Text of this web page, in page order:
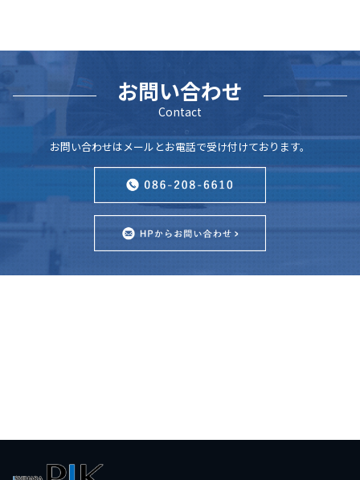
お問い合わせ
Contact
お問い合わせはメールとお電話で受け付けております。